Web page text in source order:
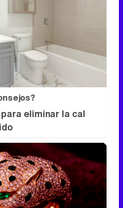
eliminar la cal